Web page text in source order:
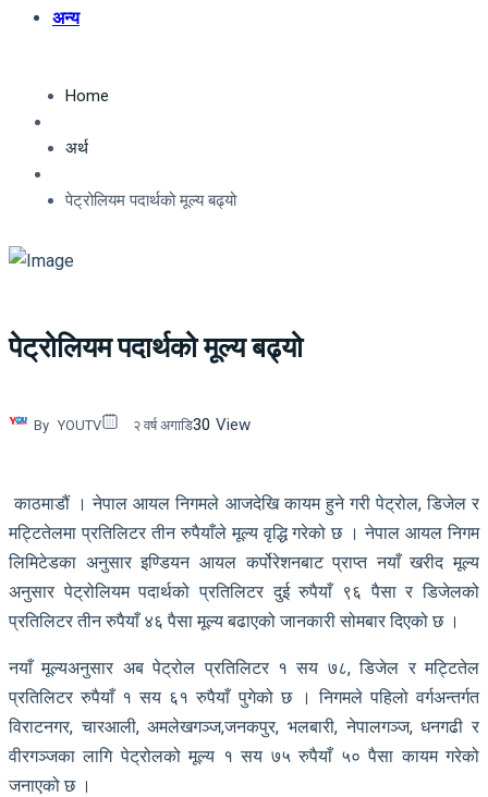
अन्य
Home
अर्थ
पेट्रोलियम पदार्थको मूल्य बढ्यो
पेट्रोलियम पदार्थको मूल्य बढ्यो
By YOUTV २ वर्ष अगाडि30 View
काठमाडौं । नेपाल आयल निगमले आजदेखि कायम हुने गरी पेट्रोल, डिजेल र
मट्टितेलमा प्रतिलिटर तीन रुपैयाँले मूल्य वृद्धि गरेको छ । नेपाल आयल निगम
लिमिटेडका अनुसार इण्डियन आयल कर्पोरेशनबाट प्राप्त नयाँ खरीद मूल्य
अनुसार पेट्रोलियम पदार्थको प्रतिलिटर दुई रुपैयाँ ९६ पैसा र डिजेलको
प्रतिलिटर तीन रुपैयाँ ४६ पैसा मूल्य बढाएको जानकारी सोमबार दिएको छ ।
नयाँ मूल्यअनुसार अब पेट्रोल प्रतिलिटर १ सय ७८, डिजेल र मट्टितेल
प्रतिलिटर रुपैयाँ १ सय ६१ रुपैयाँ पुगेको छ । निगमले पहिलो वर्गअन्तर्गत
विराटनगर, चारआली, अमलेखगञ्ज,जनकपुर, भलबारी, नेपालगञ्ज, धनगढी र
वीरगञ्जका लागि पेट्रोलको मूल्य १ सय ७५ रुपैयाँ ५० पैसा कायम गरेको
जनाएको छ ।